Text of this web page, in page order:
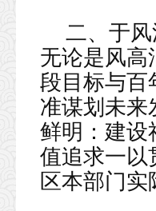
二、于
无论是风高
段目标与百
准谋划未来
鲜明：建设
值追求一以
区本部门